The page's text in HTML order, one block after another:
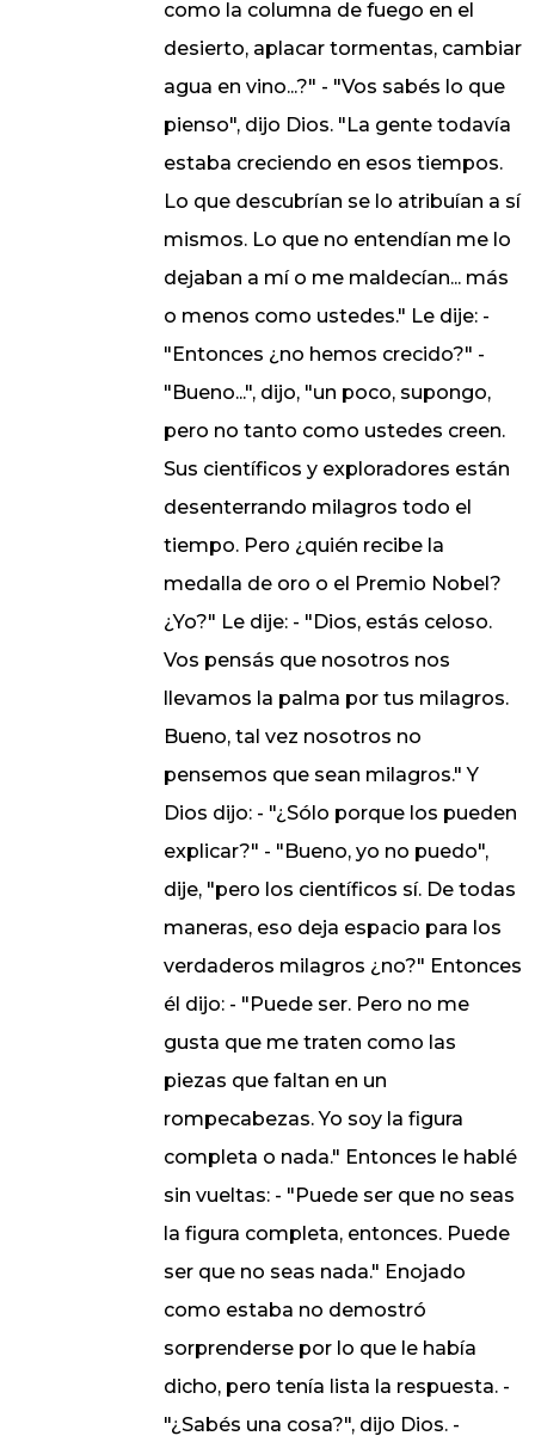
como la columna de fuego en el
desierto, aplacar tormentas, cambiar
agua en vino...?" - "Vos sabés lo que
pienso", dijo Dios. "La gente todavía
estaba creciendo en esos tiempos.
Lo que descubrían se lo atribuían a sí
mismos. Lo que no entendían me lo
dejaban a mí o me maldecían... más
o menos como ustedes." Le dije: -
"Entonces ¿no hemos crecido?" -
"Bueno...", dijo, "un poco, supongo,
pero no tanto como ustedes creen.
Sus científicos y exploradores están
desenterrando milagros todo el
tiempo. Pero ¿quién recibe la
medalla de oro o el Premio Nobel?
¿Yo?" Le dije: - "Dios, estás celoso.
Vos pensás que nosotros nos
llevamos la palma por tus milagros.
Bueno, tal vez nosotros no
pensemos que sean milagros." Y
Dios dijo: - "¿Sólo porque los pueden
explicar?" - "Bueno, yo no puedo",
dije, "pero los científicos sí. De todas
maneras, eso deja espacio para los
verdaderos milagros ¿no?" Entonces
él dijo: - "Puede ser. Pero no me
gusta que me traten como las
piezas que faltan en un
rompecabezas. Yo soy la figura
completa o nada." Entonces le hablé
sin vueltas: - "Puede ser que no seas
la figura completa, entonces. Puede
ser que no seas nada." Enojado
como estaba no demostró
sorprenderse por lo que le había
dicho, pero tenía lista la respuesta. -
"¿Sabés una cosa?", dijo Dios. -